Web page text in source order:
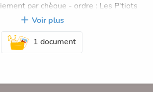
par chèque - ordre : Les P'tiots
sur internet et le paiement par
ici :
Voir plus
1 document